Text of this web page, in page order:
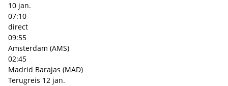
10 jan.
07:10
direct
09:55
Amsterdam (AMS)
02:45
Madrid Barajas (MAD)
Terugreis 12 jan.